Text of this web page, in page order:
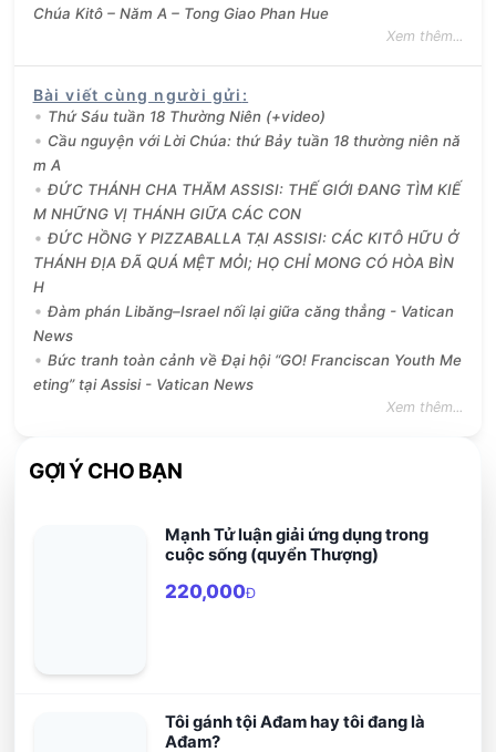
Chúa Kitô – Năm A – Tong Giao Phan Hue
Xem thêm...
Bài viết cùng người gửi :
Thứ Sáu tuần 18 Thường Niên (+video)
Cầu nguyện với Lời Chúa: thứ Bảy tuần 18 thường niên nă
m A
ĐỨC THÁNH CHA THĂM ASSISI: THẾ GIỚI ĐANG TÌM KIẾ
M NHỮNG VỊ THÁNH GIỮA CÁC CON
ĐỨC HỒNG Y PIZZABALLA TẠI ASSISI: CÁC KITÔ HỮU Ở
THÁNH ĐỊA ĐÃ QUÁ MỆT MỎI; HỌ CHỈ MONG CÓ HÒA BÌN
H
Đàm phán Libăng–Israel nối lại giữa căng thẳng - Vatican
News
Bức tranh toàn cảnh về Đại hội “GO! Franciscan Youth Me
eting” tại Assisi - Vatican News
Xem thêm...
GỢI Ý CHO BẠN
Mạnh Tử luận giải ứng dụng trong
cuộc sống (quyển Thượng)
220,000Đ
Tôi gánh tội Ađam hay tôi đang là
Ađam?